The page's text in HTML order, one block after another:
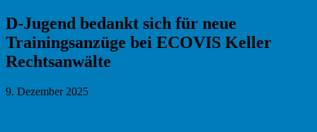
D-Jugend bedankt sich für neue
Trainingsanzüge bei ECOVIS Keller
Rechtsanwälte
9. Dezember 2025